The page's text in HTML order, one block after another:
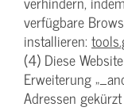
verfügbare
installieren:
(4) Diese
Erweiterung
Adressen